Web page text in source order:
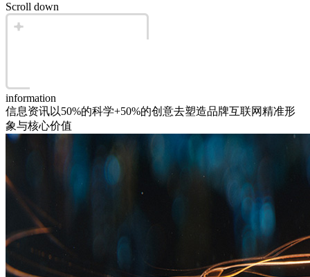
Scroll down
information
信息资讯以50%的科学+50%的创意去塑造品牌互联网精准形
象与核心价值